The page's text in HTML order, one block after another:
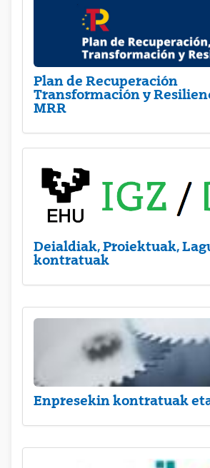
Plan de Recuperación
Transformación y
MRR
Deialdiak, Proiektuak,
kontratuak
Enpresekin kontratuak